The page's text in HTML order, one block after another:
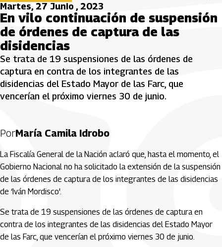
Martes, 27 Junio , 2023
En vilo continuación de suspensión
de órdenes de captura de las
disidencias
Se trata de 19 suspensiones de las órdenes de
captura en contra de los integrantes de las
disidencias del Estado Mayor de las Farc, que
vencerían el próximo viernes 30 de junio.
PorMaría Camila Idrobo
La Fiscalía General de la Nación aclaró que, hasta el momento, el
Gobierno Nacional no ha solicitado la extensión de la suspensión
de las órdenes de captura de los integrantes de las disidencias
de ‘Iván Mordisco'.
Se trata de 19 suspensiones de las órdenes de captura en
contra de los integrantes de las disidencias del Estado Mayor
de las Farc, que vencerían el próximo viernes 30 de junio.